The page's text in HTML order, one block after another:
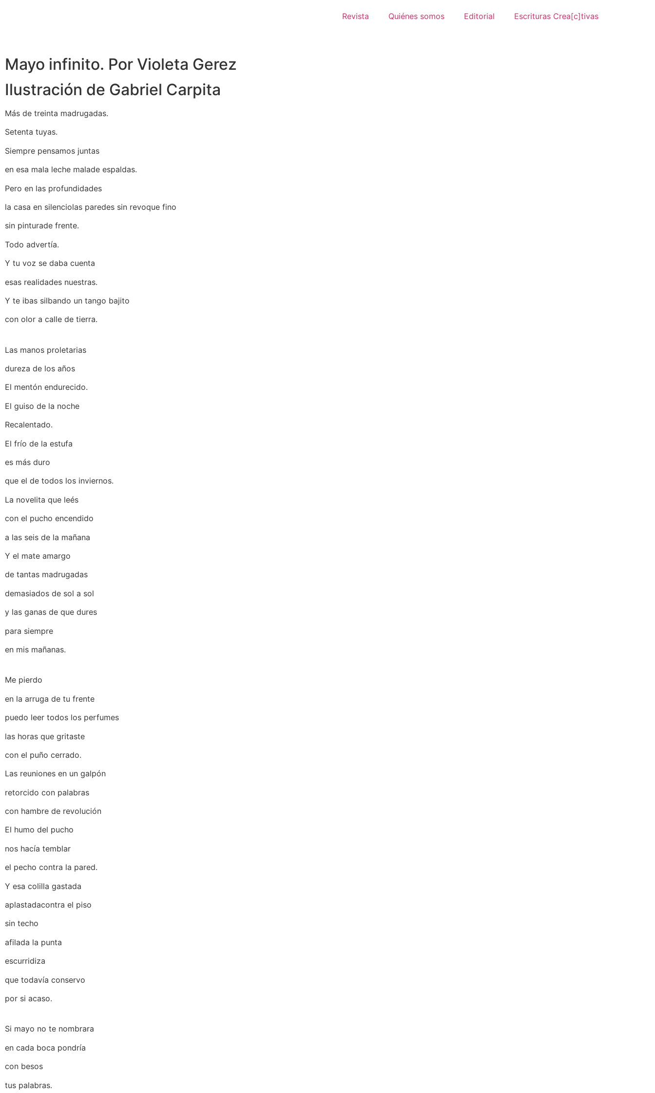
Revista Quiénes somos Editorial Escrituras Crea[c]tivas
Mayo infinito. Por Violeta Gerez
Ilustración de Gabriel Carpita
Más de treinta madrugadas.
Setenta tuyas.
Siempre pensamos juntas
en esa mala leche malade espaldas.
Pero en las profundidades
la casa en silenciolas paredes sin revoque fino
sin pinturade frente.
Todo advertía.
Y tu voz se daba cuenta
esas realidades nuestras.
Y te ibas silbando un tango bajito
con olor a calle de tierra.
Las manos proletarias
dureza de los años
El mentón endurecido.
El guiso de la noche
Recalentado.
El frío de la estufa
es más duro
que el de todos los inviernos.
La novelita que leés
con el pucho encendido
a las seis de la mañana
Y el mate amargo
de tantas madrugadas
demasiados de sol a sol
y las ganas de que dures
para siempre
en mis mañanas.
Me pierdo
en la arruga de tu frente
puedo leer todos los perfumes
las horas que gritaste
con el puño cerrado.
Las reuniones en un galpón
retorcido con palabras
con hambre de revolución
El humo del pucho
nos hacía temblar
el pecho contra la pared.
Y esa colilla gastada
aplastadacontra el piso
sin techo
afilada la punta
escurridiza
que todavía conservo
por si acaso.
Si mayo no te nombrara
en cada boca pondría
con besos
tus palabras.